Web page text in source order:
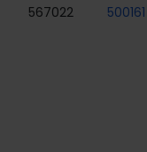
567022 500161